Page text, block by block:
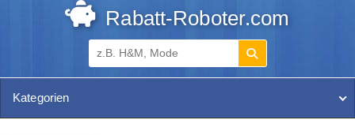
Rabatt-Roboter.com
Kategorien